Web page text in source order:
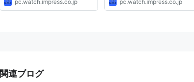
pc.watch.impress.co.jp pc.watch.impress.co.jp
関連ブログ